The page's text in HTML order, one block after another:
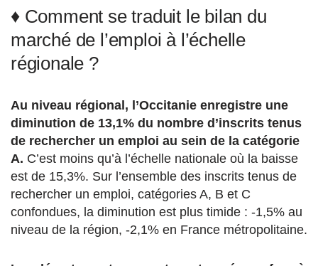
♦ Comment se traduit le bilan du
marché de l’emploi à l’échelle
régionale ?
Au niveau régional, l’Occitanie enregistre une
diminution de 13,1% du nombre d’inscrits tenus
de rechercher un emploi au sein de la catégorie
A. C’est moins qu’à l’échelle nationale où la baisse
est de 15,3%. Sur l’ensemble des inscrits tenus de
rechercher un emploi, catégories A, B et C
confondues, la diminution est plus timide : -1,5% au
niveau de la région, -2,1% en France métropolitaine.